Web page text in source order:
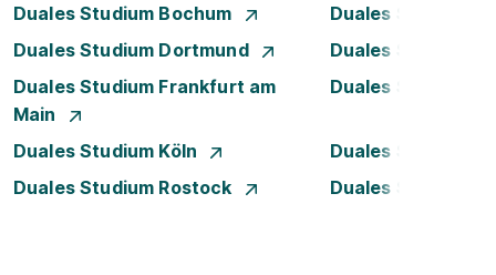
Duales Studium Bochum
Duales Studium
Duales Studium Dortmund
Duales Studium
Duales Studium Frankfurt am
Main
Duales Studium
Duales Studium Köln
Duales Studium
Duales Studium Rostock
Duales Studium